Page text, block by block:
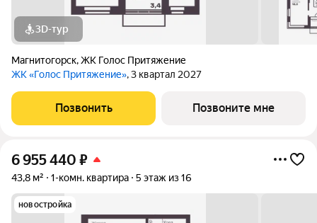
3D-тур
Магнитогорск,ЖК Голос Притяжение
ЖК «Голос Притяжение», 3 квартал 2027
Позвонить Позвоните мне
6 955 440 ₽
43,8 м² 1-комн. квартира 5 этаж из 16
новостройка